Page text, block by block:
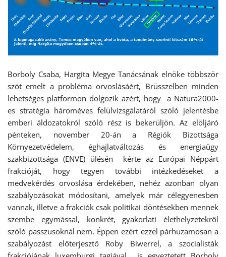
Borboly Csaba, Hargita Megye Tanácsának elnöke többször
szót emelt a probléma orvoslásáért, Brüsszelben minden
lehetséges platformon dolgozik azért, hogy a Natura2000-
es stratégia hároméves felülvizsgálatáról szóló jelentésbe
emberi áldozatokról szóló rész is bekerüljön. Az elöljáró
pénteken, november 20-án a Régiók Bizottsága
Környezetvédelem, éghajlatváltozás és energiaügy
szakbizottsága (ENVE) ülésén kérte az Európai Néppárt
frakcióját, hogy tegyen további intézkedéseket a
medvekérdés orvoslása érdekében, nehéz azonban olyan
szabályozásokat módosítani, amelyek már célegyenesben
vannak, illetve a frakciók csak politikai döntésekben mennek
szembe egymással, konkrét, gyakorlati élethelyzetekről
szóló passzusoknál nem. Éppen ezért ezzel párhuzamosan a
szabályozást előterjesztő Roby Biwerrel, a szocialisták